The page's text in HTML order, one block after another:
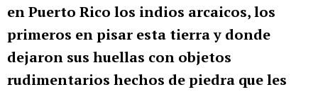
en Puerto Rico los indios arcaicos, los
primeros en pisar esta tierra y donde
dejaron sus huellas con objetos
rudimentarios hechos de piedra que les